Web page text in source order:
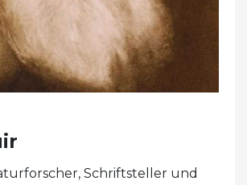
Schriftsteller und